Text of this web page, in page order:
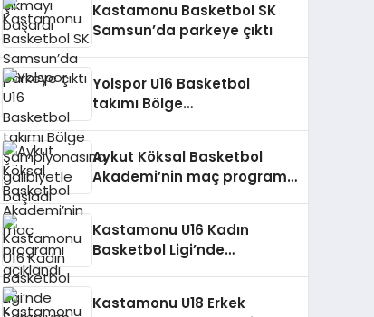
Kastamonu Basketbol SK
Samsun’da parkeye çıktı
Yolspor U16 Basketbol
takımı Bölge
Aykut Köksal Basketbol
Akademi’nin maç programı
Kastamonu U16 Kadın
Basketbol Ligi’nde
Kastamonu U18 Erkek